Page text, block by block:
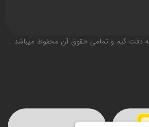
دفت گیم و تمامی حقوق آن محفوظ ميباشد .